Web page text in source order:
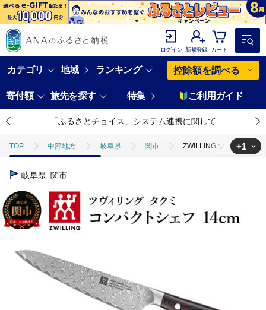
ログイン 新規登録 カート
カテゴリ 地域 ランキング 控除額を調べる
寄付額 旅先を探す 特集 ご利用ガイド
「ふるさとチョイス」システム連携に関して
TOP 中部地方 岐阜県 関市 ZWILLING ツヴィリング
TOP
+1
岐阜県 関市